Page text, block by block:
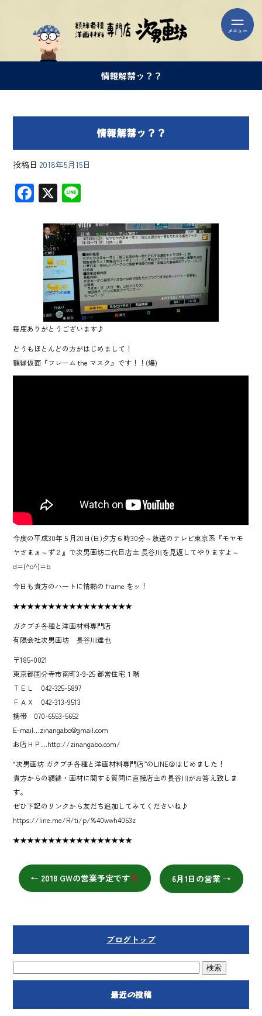
情報解禁ッ？？
情報解禁ッ？？
投稿日 2018年5月15日
F
ac
e
b
o
ok
X
毎度ありがとうございます♪
どうもほとんどの方がはじめまして！
額縁仮面『フレーム the マスク』です！！(爆)
今度の平成30年５月20日(日)夕方６時30分～放送のテレビ東京系『モヤモ
ヤさまぁ～ず２』で次男画坊二代目店主 長谷川を見返してやりますよ～
d=(^o^)=b
今日も貴方のハートに情熱の frame をッ！
★★★★★★★★★★★★★★★★★
ガクブチ各種と洋画材料専門店
有限会社次男画坊 長谷川達也
〒185-0021
東京都国分寺市南町3-9-25 都営住宅１階
ＴＥＬ 042-325-5897
ＦＡＸ 042-313-9513
携帯 070-6553-5652
E-mail…zinangabo@gmail.com
お店ＨＰ…http://zinangabo.com/
“次男画坊 ガクブチ各種と洋画材料専門店”のLINE＠はじめました！
貴方からの額縁・画材に関する質問に直接店主の長谷川がお答え致しま
す。
ぜひ下記のリンクから友だち追加してみてくださいね♪
https://line.me/R/ti/p/%40wwh4053z
★★★★★★★★★★★★★★★★★
← 2018 GWの営業予定です 6月1日の営業 →
ブログトップ
最近の投稿